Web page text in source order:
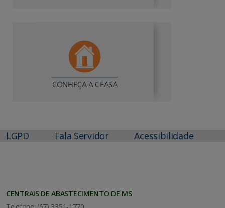
LGPD Fala Servidor Acessibilidade
CENTRAIS DE ABASTECIMENTO DE MS